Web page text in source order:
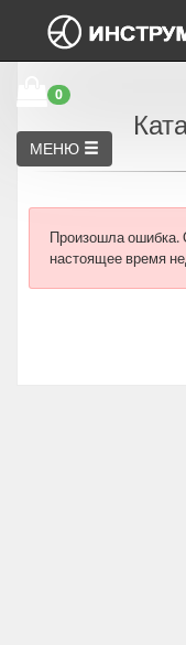
0
МЕНЮ
Произошла ошибка.
настоящее время